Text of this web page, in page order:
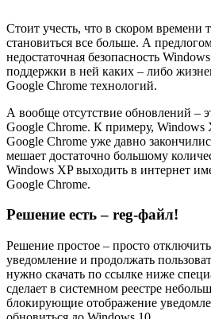
Стоит учесть, что в скором времени
становиться все больше. А
недостаточная безопасность
поддержки в ней каких – либо
Google Chrome технологий.
А вообще отсутствие обновлений –
Google Chrome. К примеру, Windows
Google Chrome уже давно
мешает достаточно большому
Windows XP выходить в интернет
Google Chrome.
Решение есть – reg-файл!
Решение простое – просто
уведомление и продолжать
нужно скачать по ссылке ниже
сделает в системном реестре
блокирующие отображение